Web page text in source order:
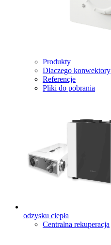
Produkty
Dlaczego konwektory
Referencje
Pliki do pobrania
odzysku ciepła
Centralna rekuperacja